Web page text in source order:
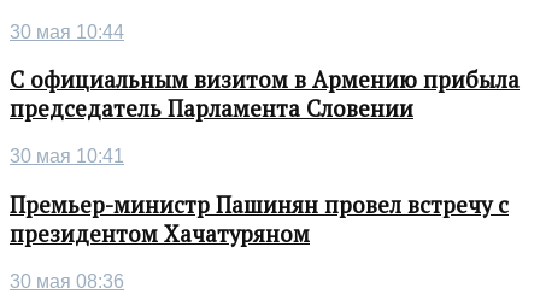
30 мая 10:44
С официальным визитом в Армению прибыла
председатель Парламента Словении
30 мая 10:41
Премьер-министр Пашинян провел встречу с
президентом Хачатуряном
30 мая 08:36